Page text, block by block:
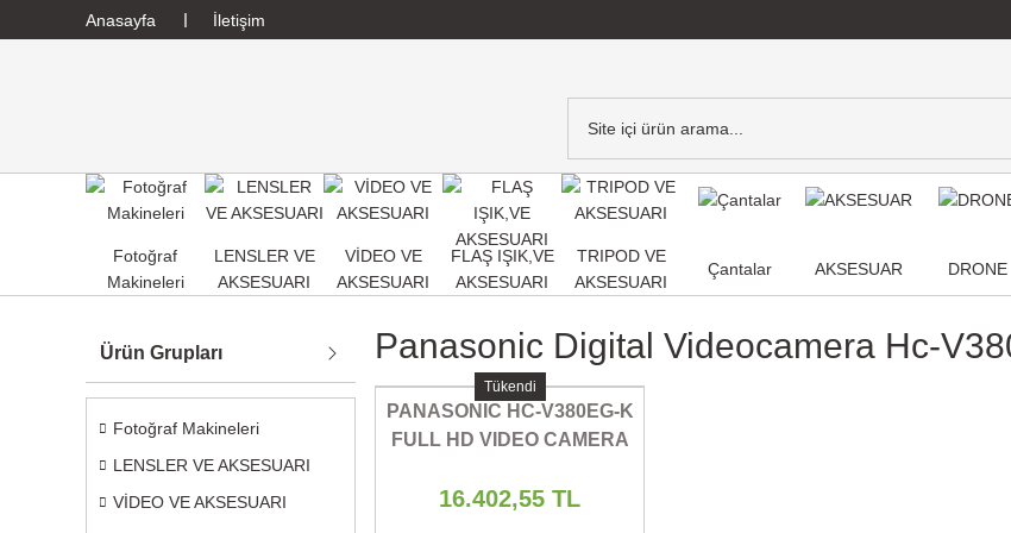
Anasayfa İletişim
Fotoğraf
Makineleri
LENSLER VE
AKSESUARI
VİDEO VE
AKSESUARI
FLAŞ IŞIK,VE
AKSESUARI
TRIPOD VE
AKSESUARI
Çantalar AKSESUAR DRONE
Ürün Grupları
Fotoğraf Makineleri
LENSLER VE AKSESUARI
VİDEO VE AKSESUARI
Panasonic Digital Videocamera Hc-
Tükendi
PANASONIC HC-V380EG-K
FULL HD VIDEO CAMERA
16.402,55 TL